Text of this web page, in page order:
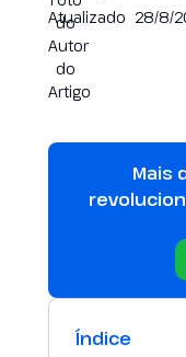
Atualizado 28/8/
Mais
Índice